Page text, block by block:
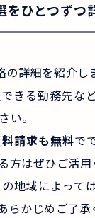
をひとつずつ
の詳細を紹介し
きる勤務先な
い。
請求も無料で
方はぜひご活
地域によって
らかじめご了承